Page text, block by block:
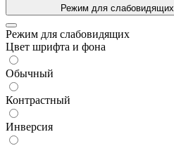
Режим для слабовидящих
Режим для слабовидящих
Цвет шрифта и фона
Обычный
Контрастный
Инверсия